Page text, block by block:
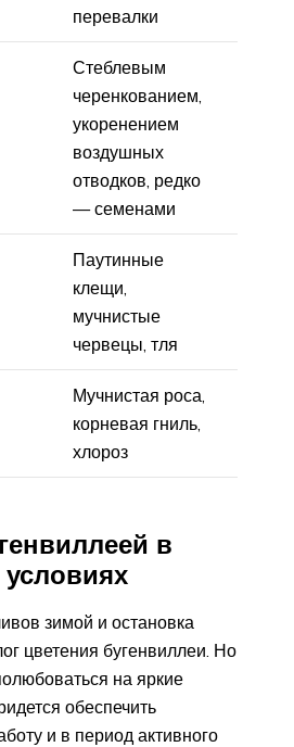
перевалки
Стеблевым
черенкованием,
укоренением
воздушных
отводков, редко
— семенами
Паутинные
клещи,
мучнистые
червецы, тля
Мучнистая роса,
корневая гниль,
хлороз
в
зимой и остановка
цветения бугенвиллеи. Но
на яркие
обеспечить
и в период активного